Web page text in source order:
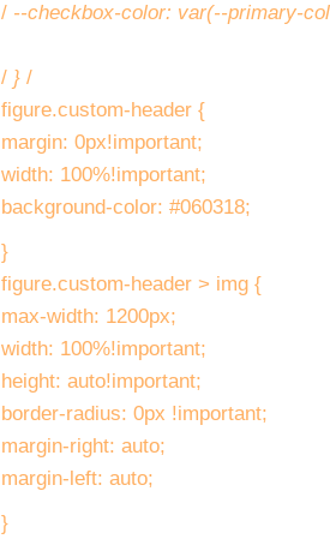
/ --checkbox-color: var(--primary-
/ } /
figure.custom-header {
margin: 0px!important;
width: 100%!important;
background-color: #060318;
}
figure.custom-header > img {
max-width: 1200px;
width: 100%!important;
height: auto!important;
border-radius: 0px !important;
margin-right: auto;
margin-left: auto;
}